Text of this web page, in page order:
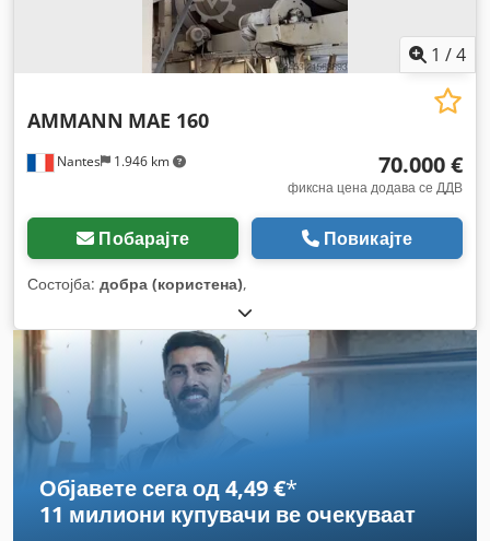
1 /4
Nantes 1.946 km
AMMANN MAE 160
70.000 €
фиксна цена додава се ДДВ
Побарајте Повикајте
Состојба: добра (користена),
Објавете сега од 4,49 €*
11 милиони купувачи ве очекуваат